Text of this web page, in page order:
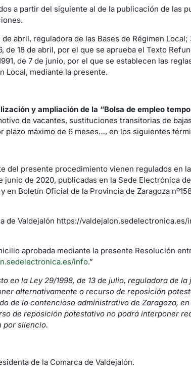
a partir del siguiente al de la publicación de las
abril, reguladora de las Bases de Régimen Local;
18 de abril, por el que se aprueba el Texto
de 7 de junio, por el que se establecen las
Local, mediante la presente.
y ampliación de la “Bolsa de empleo
de vacantes, sustituciones transitorias de
plazo máximo de 6 meses…, en los siguientes
presente procedimiento vienen regulados en
de 2020, publicadas en la Sede Electrónica
en Boletín Oficial de la Provincia de Zaragoza
de Valdejalón https://valdejalon.sedelectronica.es/
aprobada mediante la presente Resolución
info.”
la Ley 29/1998, de 13 de julio, reguladora de
alternativamente o recurso de reposición
de lo contencioso administrativo de Zaragoza,
de reposición potestativo no podrá interponer
por silencio.
de la Comarca de Valdejalón.